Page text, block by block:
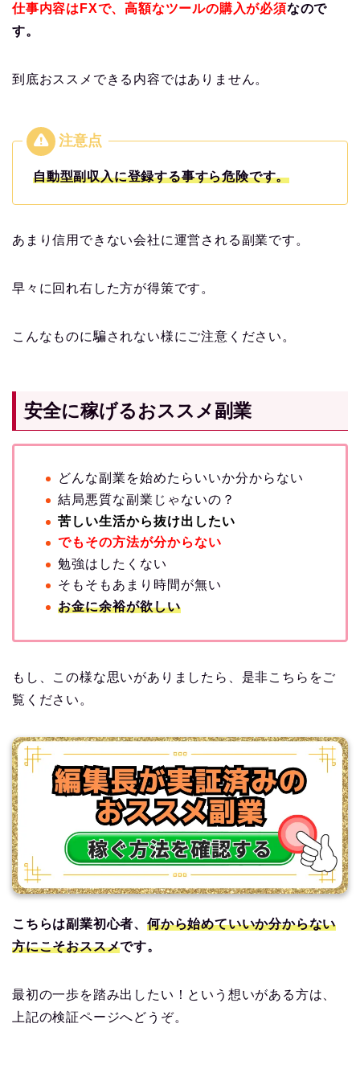
仕事内容はFXで、高額なツールの購入が必須なので
す。
到底おススメできる内容ではありません。
自動型副収入に登録する事すら危険です。
あまり信用できない会社に運営される副業です。
早々に回れ右した方が得策です。
こんなものに騙されない様にご注意ください。
安全に稼げるおススメ副業
どんな副業を始めたらいいか分からない
結局悪質な副業じゃないの？
苦しい生活から抜け出したい
でもその方法が分からない
勉強はしたくない
そもそもあまり時間が無い
お金に余裕が欲しい
もし、この様な思いがありましたら、是非こちらをご
覧ください。
こちらは副業初心者、 何から始めていいか分からない
方にこそおススメです。
最初の一歩を踏み出したい！という想いがある方は、
上記の検証ページへどうぞ。